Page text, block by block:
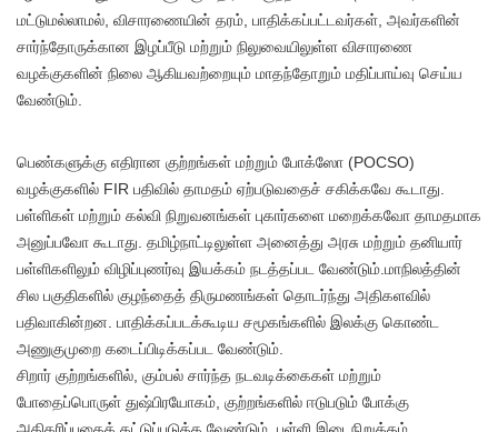
மட்டுமல்லாமல், விசாரணையின் தரம், பாதிக்கப்பட்டவர்கள், அவர்களின்
சார்ந்தோருக்கான இழப்பீடு மற்றும் நிலுவையிலுள்ள விசாரணை
வழக்குகளின் நிலை ஆகியவற்றையும் மாதந்தோறும் மதிப்பாய்வு செய்ய
வேண்டும்.
பெண்களுக்கு எதிரான குற்றங்கள் மற்றும் போக்ஸோ (POCSO)
வழக்குகளில் FIR பதிவில் தாமதம் ஏற்படுவதைச் சகிக்கவே கூடாது.
பள்ளிகள் மற்றும் கல்வி நிறுவனங்கள் புகார்களை மறைக்கவோ தாமதமாக
அனுப்பவோ கூடாது. தமிழ்நாட்டிலுள்ள அனைத்து அரசு மற்றும் தனியார்
பள்ளிகளிலும் விழிப்புணர்வு இயக்கம் நடத்தப்பட வேண்டும்.மாநிலத்தின்
சில பகுதிகளில் குழந்தைத் திருமணங்கள் தொடர்ந்து அதிகளவில்
பதிவாகின்றன. பாதிக்கப்படக்கூடிய சமூகங்களில் இலக்கு கொண்ட
அணுகுமுறை கடைப்பிடிக்கப்பட வேண்டும்.
சிறார் குற்றங்களில், கும்பல் சார்ந்த நடவடிக்கைகள் மற்றும்
போதைப்பொருள் துஷ்பிரயோகம், குற்றங்களில் ஈடுபடும் போக்கு